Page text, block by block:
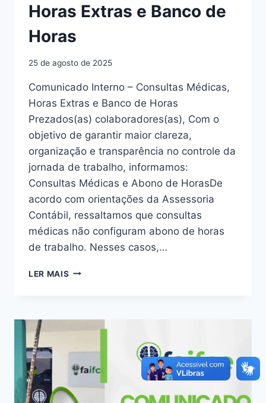
Horas Extras e Banco de
Horas
25 de agosto de 2025
Comunicado Interno – Consultas Médicas,
Horas Extras e Banco de Horas
Prezados(as) colaboradores(as), Com o
objetivo de garantir maior clareza,
organização e transparência no controle da
jornada de trabalho, informamos:
Consultas Médicas e Abono de HorasDe
acordo com orientações da Assessoria
Contábil, ressaltamos que consultas
médicas não configuram abono de horas
de trabalho. Nesses casos,…
LER MAIS